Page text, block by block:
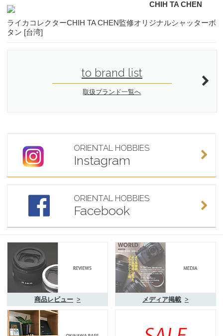
CHIH TA CHEN
ライカコレクターCHIH TA CHEN監修オリジナルシャッターボ
タン [台湾]
to brand list
取扱ブランド一覧へ
ORIENTAL HOBBIES
Instagram
ORIENTAL HOBBIES
Facebook
商品レビュー > メディア掲載 >